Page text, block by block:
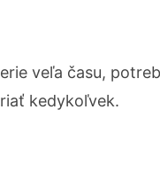
veľa času,
kedykoľvek.